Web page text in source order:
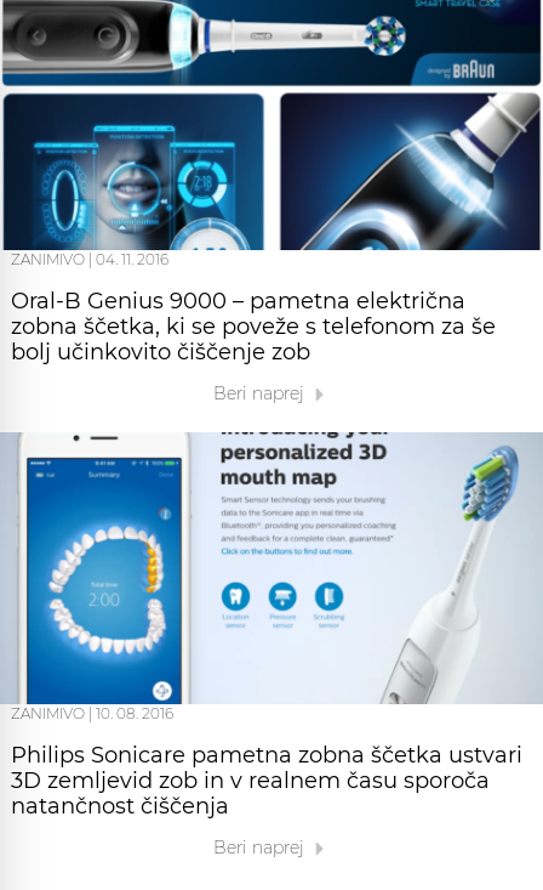
ZANIMIVO 04. 11. 2016
Oral-B Genius 9000 – pametna električna
zobna ščetka, ki se poveže s telefonom za še
bolj učinkovito čiščenje zob
Beri naprej
ZANIMIVO 10. 08. 2016
Philips Sonicare pametna zobna ščetka ustvari
3D zemljevid zob in v realnem času sporoča
natančnost čiščenja
Beri naprej